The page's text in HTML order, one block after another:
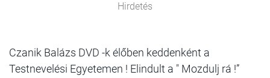
Hirdetés
Czanik Balázs DVD -k élőben keddenként a
Testnevelési Egyetemen ! Elindult a " Mozdulj rá !”